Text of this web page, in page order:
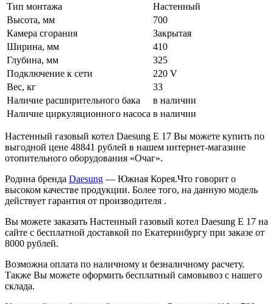
Тип монтажа
Настенный
Высота, мм
700
Камера сгорания
Закрытая
Ширина, мм
410
Глубина, мм
325
Подключение к сети
220 V
Вес, кг
33
Наличие расширительного бака
в наличии
Наличие циркуляционного насоса в наличии
Настенный газовый котел Daesung Е 17 Вы можете купить по
выгодной цене 48841 рублей в нашем интернет-магазине
отопительного оборудования «Очаг».
Родина бренда Daesung — Южная Корея.Что говорит о
высоком качестве продукции. Более того, на данную модель
действует гарантия от производителя .
Вы можете заказать Настенный газовый котел Daesung Е 17 на
сайте с бесплатной доставкой по Екатеринбургу при заказе от
8000 рублей.
Возможна оплата по наличному и безналичному расчету.
Также Вы можете оформить бесплатный самовывоз с нашего
склада.